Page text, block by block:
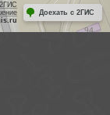
Доехать с 2ГИС